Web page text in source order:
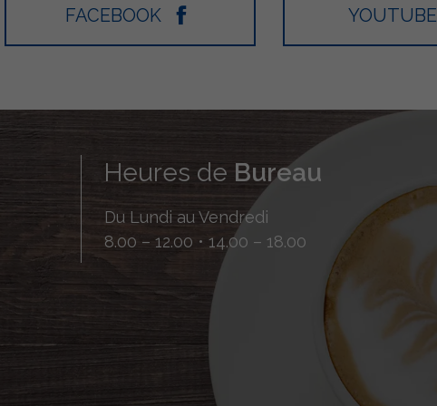
FACEBOOK YOUTUBE
Heures de Bureau
Du Lundi au Vendredi
8.00 – 12.00 • 14.00 – 18.00